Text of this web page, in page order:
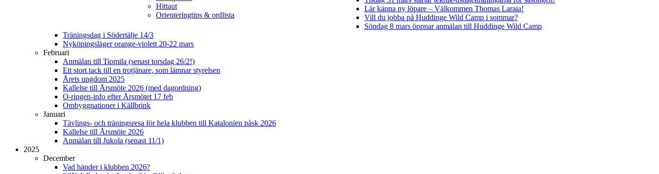
Hittaut
Orienteringtips & ordlista
Lär känna ny löpare – Välkommen Thomas Laraia!
Vill du jobba på Huddinge Wild Camp i sommar?
Söndag 8 mars öppnar anmälan till Huddinge Wild Camp
Träningsdag i Södertälje 14/3
Nyköpingsläger orange-violett 20-22 mars
Februari
Anmälan till Tiomila (senast torsdag 26/2!)
Ett stort tack till en trotjänare, som lämnar styrelsen
Årets ungdom 2025
Kallelse till Årsmöte 2026 (med dagordning)
O-ringen-info efter Årsmötet 17 feb
Ombyggnationer i Källbrink
Januari
Tävlings- och träningsresa för hela klubben till Katalonien påsk 2026
Kallelse till Årsmöte 2026
Anmälan till Jukola (senast 11/1)
2025
December
Vad händer i klubben 2026?